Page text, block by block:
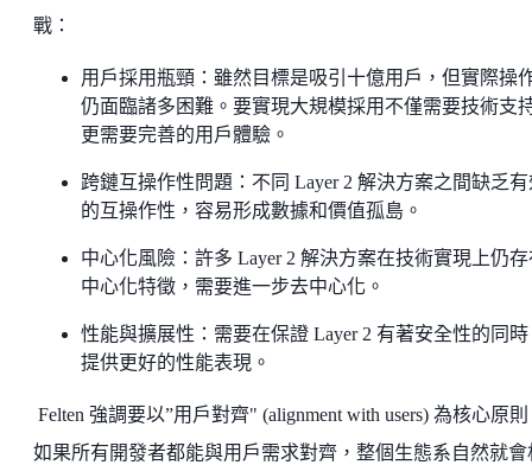
戰：
用戶採用瓶頸：雖然目標是吸引十億用戶，但實際操
仍面臨諸多困難。要實現大規模採用不僅需要技術支
更需要完善的用戶體驗。
跨鏈互操作性問題：不同 Layer 2 解決方案之間缺乏
的互操作性，容易形成數據和價值孤島。
中心化風險：許多 Layer 2 解決方案在技術實現上仍
中心化特徵，需要進一步去中心化。
性能與擴展性：需要在保證 Layer 2 有著安全性的同
提供更好的性能表現。
Felten 強調要以”用戶對齊" (alignment with users) 為核心原
如果所有開發者都能與用戶需求對齊，整個生態系自然就會